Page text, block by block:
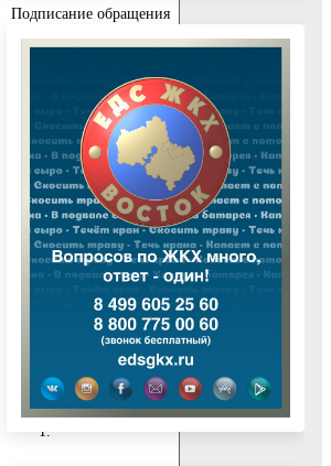
Подписание обращения
по электронной почте
обязательно.
Если в обращении не
указаны фамилия
гражданина,
направившего
обращение, и адрес, по
которому должен быть
направлен ответ,
обращение не
рассматривается и
ответ на него не дается.